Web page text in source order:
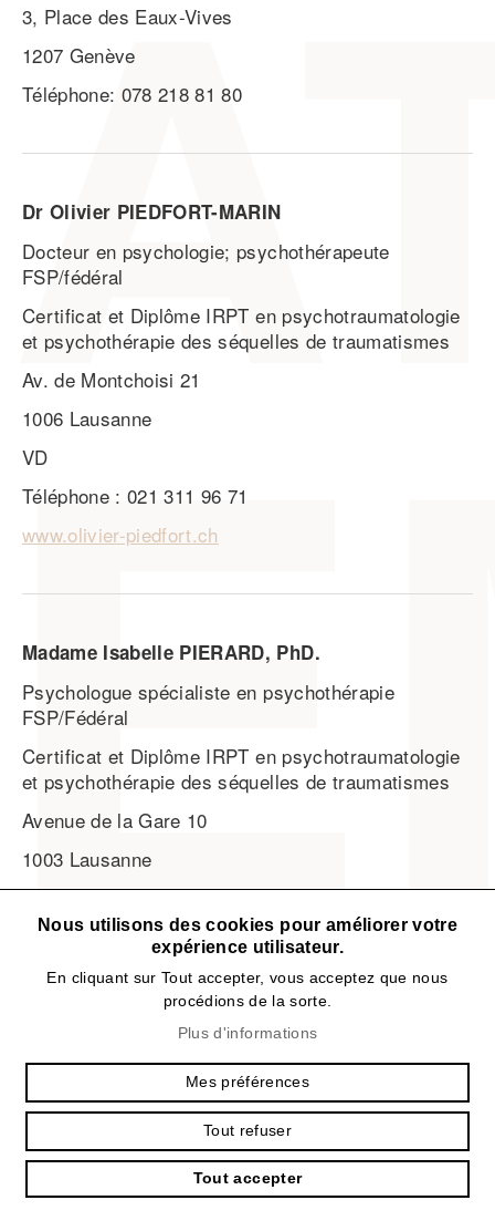
3, Place des Eaux-Vives
1207 Genève
Téléphone: 078 218 81 80
Dr Olivier PIEDFORT-MARIN
Docteur en psychologie; psychothérapeute
FSP/fédéral
Certificat et Diplôme IRPT en psychotraumatologie
et psychothérapie des séquelles de traumatismes
Av. de Montchoisi 21
1006 Lausanne
VD
Téléphone : 021 311 96 71
www.olivier-piedfort.ch
Madame Isabelle PIERARD, PhD.
Psychologue spécialiste en psychothérapie
FSP/Fédéral
Certificat et Diplôme IRPT en psychotraumatologie
et psychothérapie des séquelles de traumatismes
Avenue de la Gare 10
1003 Lausanne
VD
Téléphone: 079 255 75 65
Certificat IRPT en psychotraumatologie et aide aux
victimes
Centre de Psychiatrie et Psychothérapie Les Toises
Nous utilisons des cookies pour améliorer votre
expérience utilisateur.
En cliquant sur Tout accepter, vous acceptez que nous
procédions de la sorte.
Plus d'informations
Mes préférences
Tout refuser
Tout accepter